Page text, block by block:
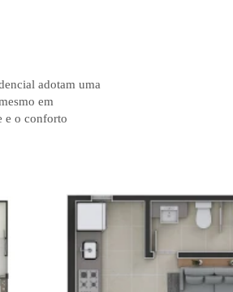
adotam uma
em
e o conforto